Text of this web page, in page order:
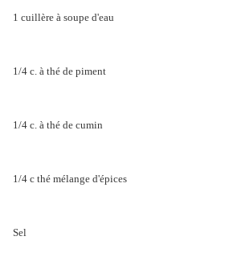
1 cuillère à soupe d'eau
1/4 c. à thé de piment
1/4 c. à thé de cumin
1/4 c thé mélange d'épices
Sel